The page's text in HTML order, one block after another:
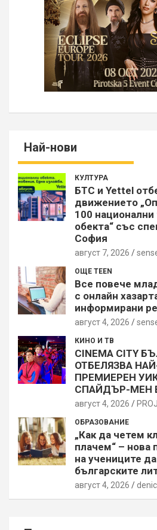
Най-нови
КУЛТУРА
БТС и Yettel
движението
100
обекта“ със
София
август 7, 2026
ОЩЕ TEEN
Все повече
с онлайн
информирани
август 4, 2026
КИНО И ТВ
CINEMA CITY
ОТБЕЛЯЗВА
ПРЕМИЕРЕН
СПАЙДЪР-МЕН
август 4, 2026
ОБРАЗОВАНИЕ
„Как да четем
плачем“ – нова
на учениците
българските
август 4, 2026